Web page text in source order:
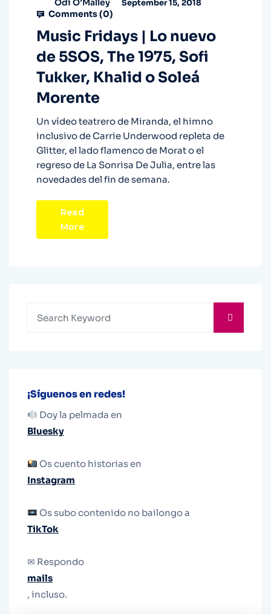
Odi O'Malley September 15, 2018
Comments (0)
Music Fridays | Lo nuevo
de 5SOS, The 1975, Sofi
Tukker, Khalid o Soleá
Morente
Un vídeo teatrero de Miranda, el himno
inclusivo de Carrie Underwood repleta de
Glitter, el lado flamenco de Morat o el
regreso de La Sonrisa De Julia, entre las
novedades del fin de semana.
Read
More
¡Síguenos en redes!
Doy la pelmada en
Bluesky
Os cuento historias en
Instagram
Os subo contenido no bailongo a
TikTok
✉ Respondo
mails
, incluso.